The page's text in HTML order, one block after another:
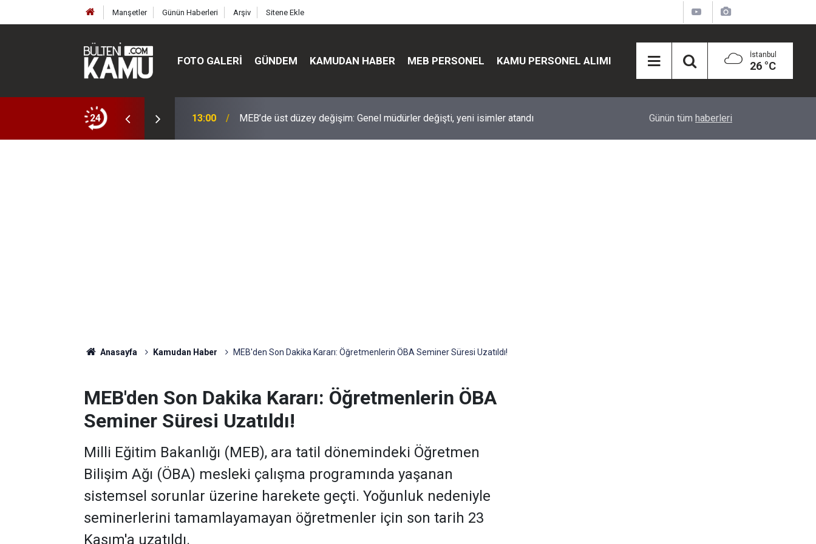
Manşetler Günün Haberleri Arşiv Sitene Ekle
FOTO GALERI GÜNDEM KAMUDAN HABER MEB PERSONEL KAMU PERSONEL ALIMI İstanbul
26 °C
24
ve enstitüler kuruldu, bazıları kapatıldı 13:00 MEB’de üst düzey değişim: Genel müdürler değişti, yeni isimler atandı Eğiti Bir Sen'den Kadınlar İçin Olay Teklif:
Günün tüm haberleri
Anasayfa Kamudan Haber MEB'den Son Dakika Kararı: Öğretmenlerin ÖBA Seminer Süresi Uzatıldı!
MEB'den Son Dakika Kararı: Öğretmenlerin ÖBA
Seminer Süresi Uzatıldı!
Milli Eğitim Bakanlığı (MEB), ara tatil dönemindeki Öğretmen
Bilişim Ağı (ÖBA) mesleki çalışma programında yaşanan
sistemsel sorunlar üzerine harekete geçti. Yoğunluk nedeniyle
seminerlerini tamamlayamayan öğretmenler için son tarih 23
Kasım'a uzatıldı.